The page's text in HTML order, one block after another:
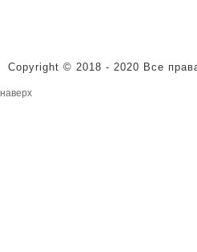
Copyright © 2018 - 2020 Все
наверх